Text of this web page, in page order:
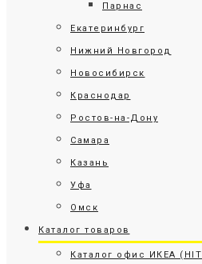
Парнас
Екатеринбург
Нижний Новгород
Новосибирск
Краснодар
Ростов-на-Дону
Самара
Казань
Уфа
Омск
Каталог товаров
Каталог офис ИКЕА (HIT